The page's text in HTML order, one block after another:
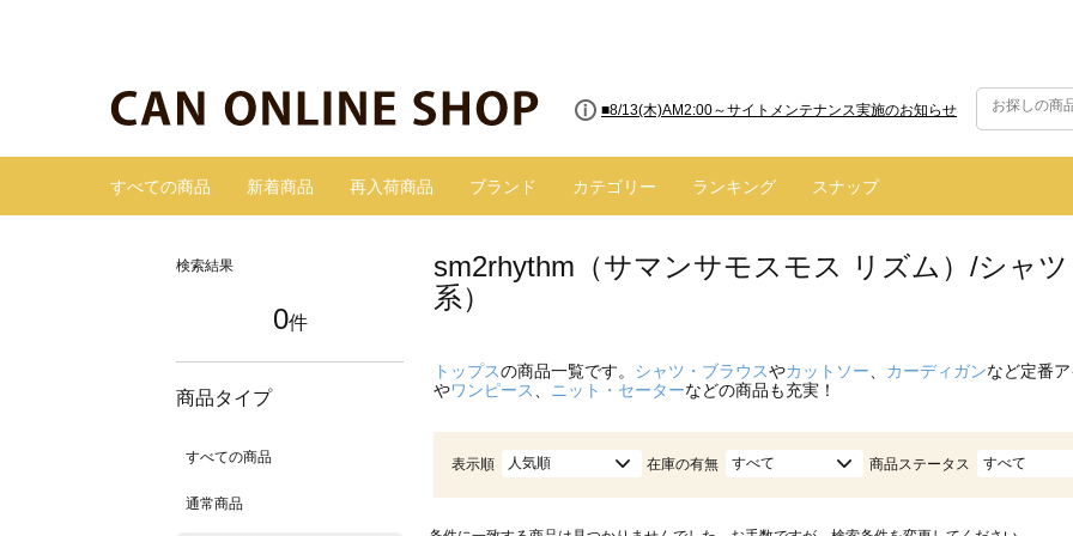
■8/13(木)AM2:00～サイトメンテナンス実施のお知らせ
すべての商品 新着商品 再入荷商品 ブランド カテゴリー ランキング スナップ
検索結果
0件
商品タイプ
すべての商品
通常商品
sm2rhythm（サマンサモスモス リズム）/シャ
系）
トップスの商品一覧です。 シャツ・ブラウスやカットソー カーディガンなど定番
やワンピース ニット・セーターなどの商品も充実！
表示順 人気順 在庫の有無 すべて 商品ステータス すべて